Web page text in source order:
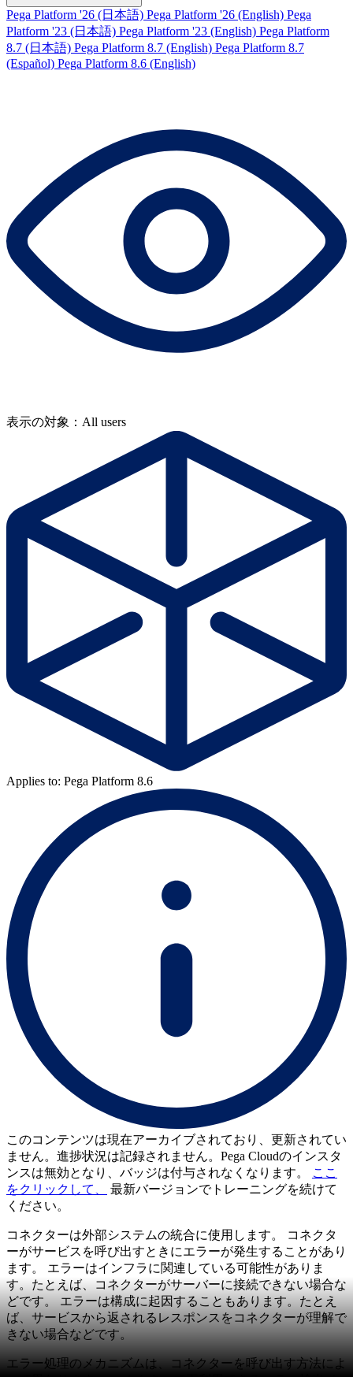
Pega Platform '26 (日本語) Pega Platform '26 (English) Pega
Platform '23 (日本語) Pega Platform '23 (English) Pega Platform
8.7 (日本語) Pega Platform 8.7 (English) Pega Platform 8.7
(Español) Pega Platform 8.6 (English)
表示の対象：All users
Applies to: Pega Platform 8.6
このコンテンツは現在アーカイブされており、更新されてい
ません。進捗状況は記録されません。Pega Cloudのインスタ
ンスは無効となり、バッジは付与されなくなります。
ここ
をクリックして、
最新バージョンでトレーニングを続けて
ください。
コネクターは外部システムの統合に使用します。 コネクタ
ーがサービスを呼び出すときにエラーが発生することがあり
ます。 エラーはインフラに関連している可能性がありま
す。たとえば、コネクターがサーバーに接続できない場合な
どです。 エラーは構成に起因することもあります。たとえ
ば、サービスから返されるレスポンスをコネクターが理解で
きない場合などです。
エラー処理のメカニズムは、コネクターを呼び出す方法によ